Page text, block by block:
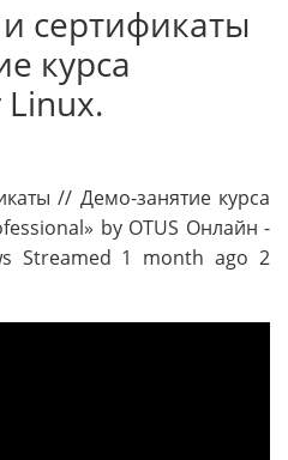
сертификаты
курса
// Демо-занятие курса
by OTUS Онлайн -
Streamed 1 month ago 2